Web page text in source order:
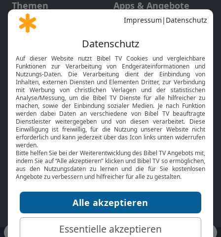
Themen
Gott und Bibel erklärt
Neuigkeiten
Apps & Angebote
Mobile App
Smart TV
HbbTV
Bibelthek Online-Bibel
Nächster Gottesdienst
Bibel TV
Über uns
Jobs
Mediadaten
Service
Kontakt
TV-Empfang